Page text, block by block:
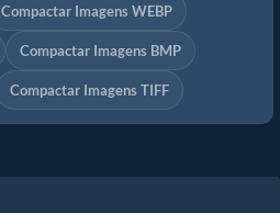
Compactar Imagens WEBP
Compactar Imagens BMP
Compactar Imagens TIFF